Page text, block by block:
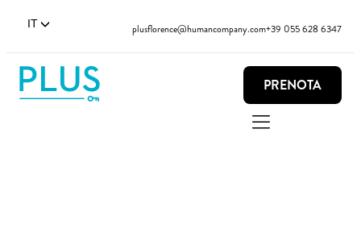
IT plusflorence@humancompany.com+39 055 628 6347
PRENOTA